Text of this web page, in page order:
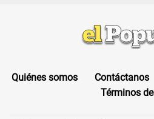
Quiénes somos Contáctanos
Términos